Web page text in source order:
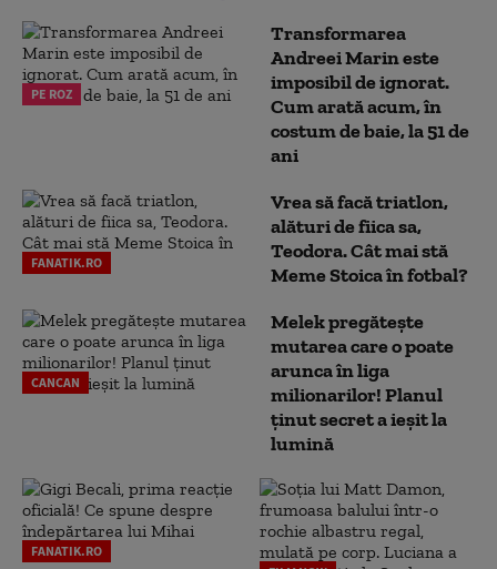
PE ROZ
Transformarea
Andreei Marin este
imposibil de ignorat.
Cum arată acum, în
costum de baie, la 51 de
ani
FANATIK.RO
Vrea să facă triatlon,
alături de fiica sa,
Teodora. Cât mai stă
Meme Stoica în fotbal?
CANCAN
Melek pregătește
mutarea care o poate
arunca în liga
milionarilor! Planul
ținut secret a ieșit la
lumină
FANATIK.RO